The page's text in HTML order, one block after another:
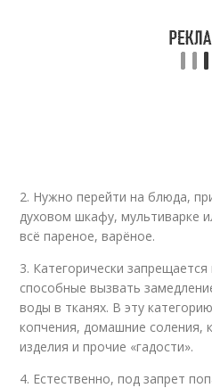
2. Нужно перейти на блюда,
духовом шкафу, мультиварке
всё пареное, варёное.
3. Категорически
способные вызвать
воды в тканях. В эту
копчения, домашние соления,
изделия и прочие «гадости».
4. Естественно, под запрет